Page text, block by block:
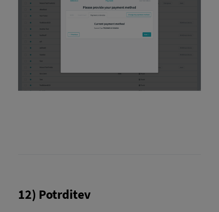
12) Potrditev